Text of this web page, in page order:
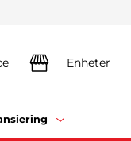
Enheter